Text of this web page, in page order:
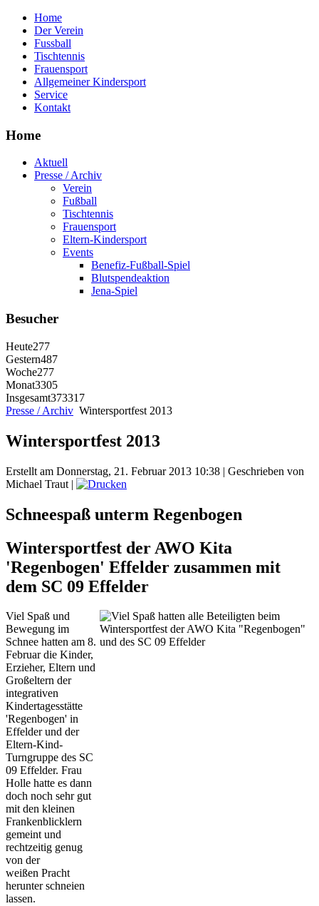
Home
Der Verein
Fussball
Tischtennis
Frauensport
Allgemeiner Kindersport
Service
Kontakt
Home
Aktuell
Presse / Archiv
Verein
Fußball
Tischtennis
Frauensport
Eltern-Kindersport
Events
Benefiz-Fußball-Spiel
Blutspendeaktion
Jena-Spiel
Besucher
Heute277
Gestern487
Woche277
Monat3305
Insgesamt373317
Presse / Archiv Wintersportfest 2013
Wintersportfest 2013
Erstellt am Donnerstag, 21. Februar 2013 10:38 | Geschrieben von
Michael Traut |
Schneespaß unterm Regenbogen
Wintersportfest der AWO Kita
'Regenbogen' Effelder zusammen mit
dem SC 09 Effelder
Viel Spaß und
Bewegung im
Schnee hatten am 8.
Februar die Kinder,
Erzieher, Eltern und
Großeltern der
integrativen
Kindertagesstätte
'Regenbogen' in
Effelder und der
Eltern-Kind-
Turngruppe des SC
09 Effelder. Frau
Holle hatte es dann
doch noch sehr gut
mit den kleinen
Frankenblicklern
gemeint und
rechtzeitig genug
von der
weißen Pracht
herunter schneien
lassen.